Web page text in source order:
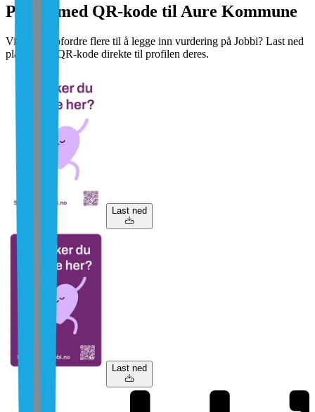
Plakat med QR-kode til Aure Kommune
Vil dere oppfordre flere til å legge inn vurdering på Jobbi? Last ned
plakat med QR-kode direkte til profilen deres.
Last ned
Last ned